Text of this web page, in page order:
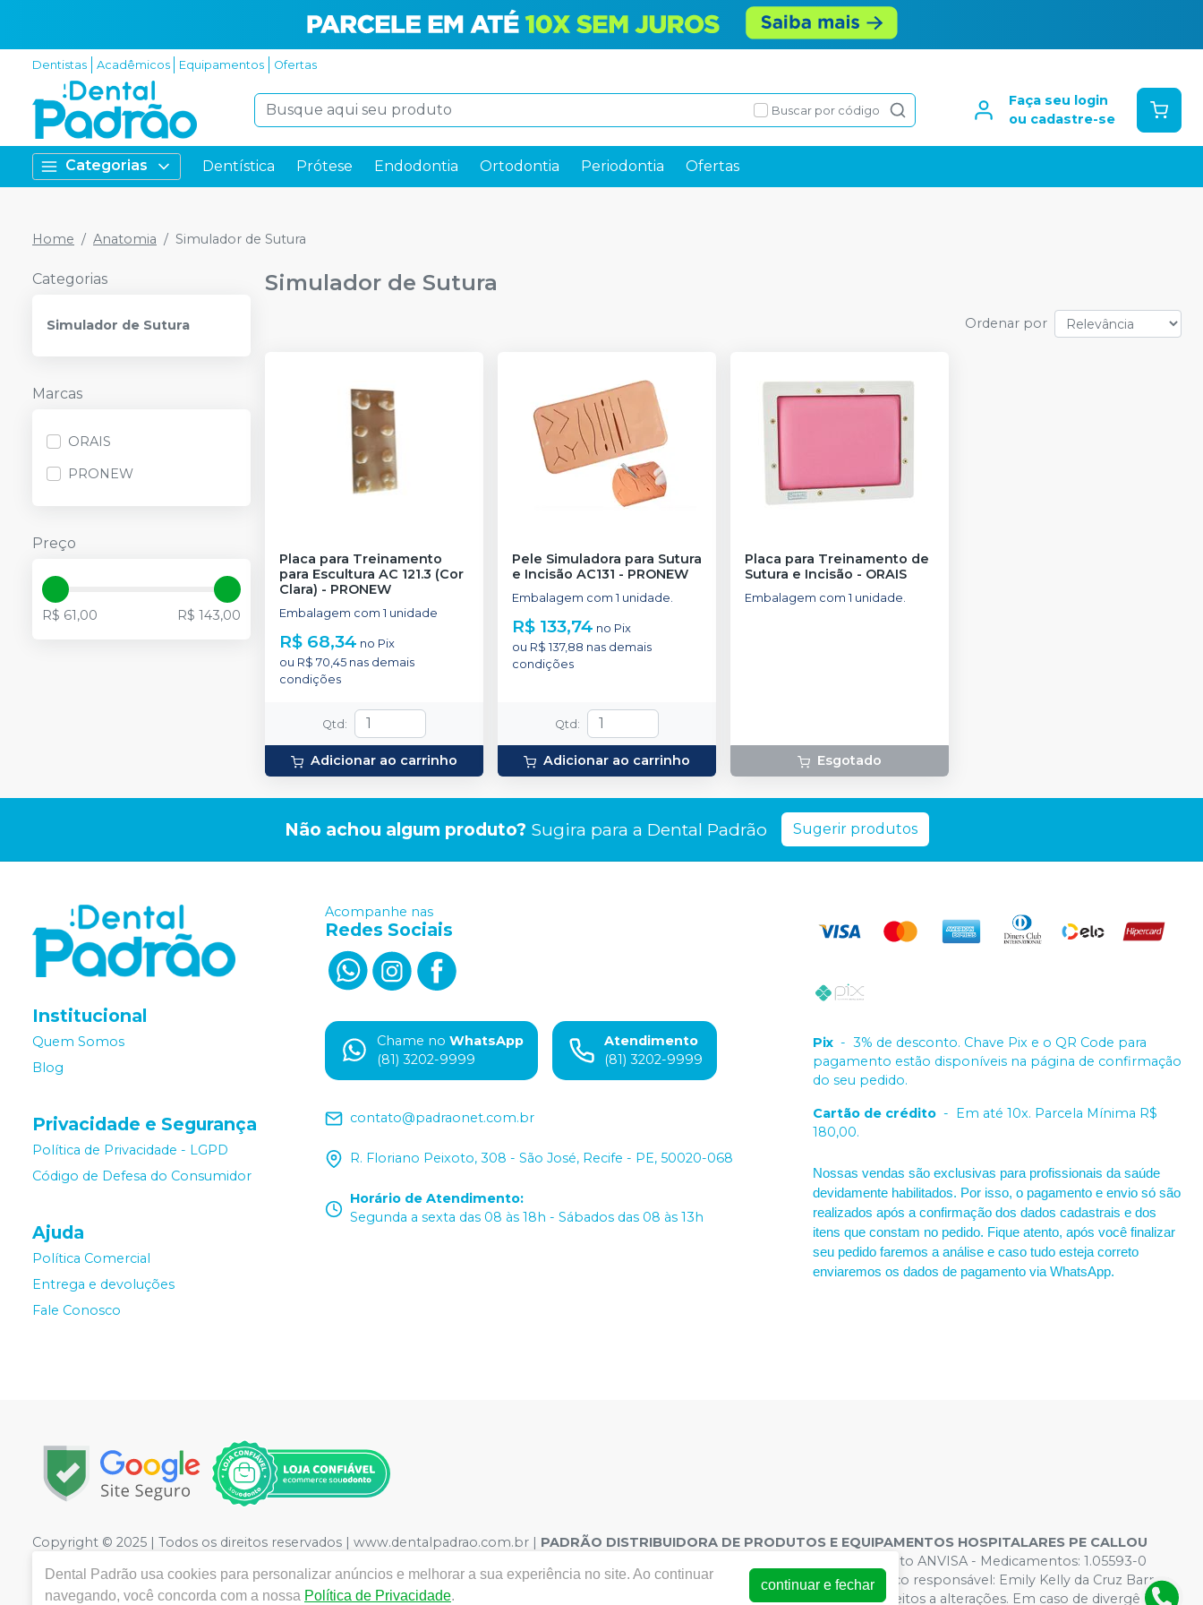
Dentistas Acadêmicos Equipamentos Ofertas
Buscar por código
Faça seu login
ou cadastre-se
Categorias Dentística Prótese Endodontia Ortodontia Periodontia Ofertas
Home Anatomia Simulador de Sutura
Categorias
Simulador de Sutura
Marcas
ORAIS
PRONEW
Preço
R$ 61,00 R$ 143,00
Simulador de Sutura
Ordenar por
Placa para Treinamento
para Escultura AC 121.3 (Cor
Clara) - PRONEW
Embalagem com 1 unidade
R$ 68,34 no Pix
ou R$ 70,45 nas demais
condições
Qtd:
Adicionar ao carrinho
Pele Simuladora para Sutura
e Incisão AC131 - PRONEW
Embalagem com 1 unidade.
R$ 133,74 no Pix
ou R$ 137,88 nas demais
condições
Qtd:
Adicionar ao carrinho
Placa para Treinamento de
Sutura e Incisão - ORAIS
Embalagem com 1 unidade.
Esgotado
Não achou algum produto? Sugira para a Dental Padrão Sugerir produtos
Institucional
Quem Somos
Blog
Privacidade e Segurança
Política de Privacidade - LGPD
Código de Defesa do Consumidor
Ajuda
Política Comercial
Entrega e devoluções
Fale Conosco
Acompanhe nas
Redes Sociais
Chame no WhatsApp
(81) 3202-9999
Atendimento
(81) 3202-9999
contato@padraonet.com.br
R. Floriano Peixoto, 308 - São José, Recife - PE, 50020-068
Horário de Atendimento:
Segunda a sexta das 08 às 18h - Sábados das 08 às 13h
Pix - 3% de desconto. Chave Pix e o QR Code para
pagamento estão disponíveis na página de confirmação
do seu pedido.
Cartão de crédito -
Em até 10x. Parcela Mínima R$
180,00.
Nossas vendas são exclusivas para profissionais da saúde
devidamente habilitados. Por isso, o pagamento e envio só são
realizados após a confirmação dos dados cadastrais e dos
itens que constam no pedido. Fique atento, após você finalizar
seu pedido faremos a análise e caso tudo esteja correto
enviaremos os dados de pagamento via WhatsApp.
Copyright © 2025 | Todos os direitos reservados | www.dentalpadrao.com.br | PADRÃO DISTRIBUIDORA DE PRODUTOS E EQUIPAMENTOS HOSPITALARES PE CALLOU
| CNPJ: 09.441.460/0001-20 | Rua Floriano Peixoto, 308 – São José, Recife – PE CEP 50020-060 | Autorizações de Funcionamento ANVISA - Medicamentos: 1.05593-0
Medicamentos controle especial :1.21736-3 Cosméticos: 2.08716-2 Dispositivo Médico: 8.00380-9 Saneantes : 3.02354-1 - Farmacêutico responsável: Emily Kelly da Cruz Barros.
CRF/PE nº 10109 | Política de Privacidade e Segurança - Fotos meramente ilustrativas - Os preços e condições da loja virtual estão sujeitos a alterações. Em caso de divergência
Dental Padrão usa cookies para personalizar anúncios e melhorar a sua experiência no site. Ao continuar
navegando, você concorda com a nossa Política de Privacidade.
continuar e fechar